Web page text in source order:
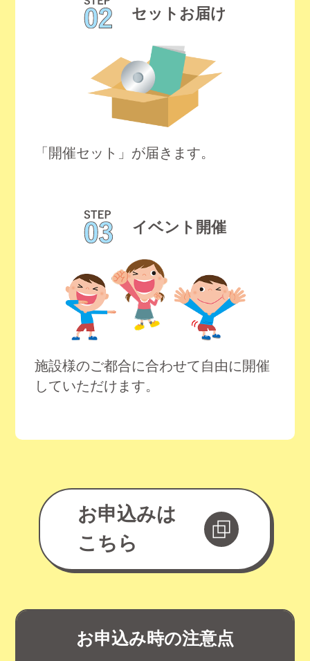
セットお届け
「開催セット」が届きます。
イベント開催
施設様のご都合に合わせて自由に開催
していただけます。
お申込みは
こちら
お申込み時の注意点